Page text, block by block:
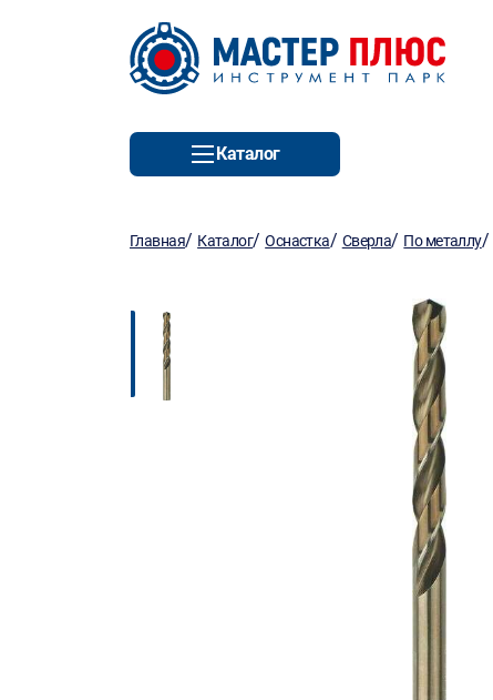
Каталог
Главная/ Каталог/Оснастка/ Сверла/ По металлу/